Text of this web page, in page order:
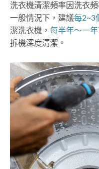
洗衣機清潔頻率因洗衣
一般情況下，建議每2~3
潔洗衣機， 每半年～一年
拆機深度清潔。